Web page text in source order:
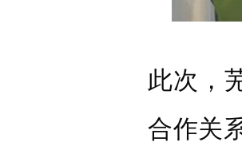
此次，
合作关